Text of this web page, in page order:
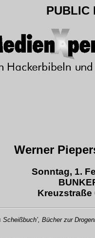
PUBLIC
Werner
Sonntag, 1.
Kreuzstraße
Bücher zur